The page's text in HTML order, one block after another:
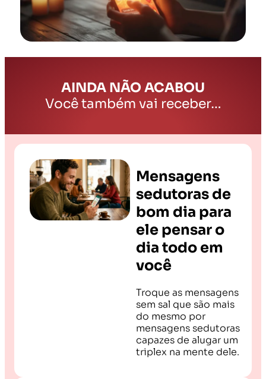
AINDA NÃO ACABOU
Você também vai receber…
Mensagens
sedutoras de
bom dia para
ele pensar o
dia todo em
você
Troque as mensagens
sem sal que são mais
do mesmo por
mensagens sedutoras
capazes de alugar um
triplex na mente dele.